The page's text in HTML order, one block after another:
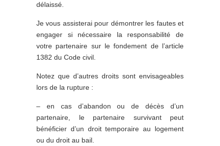
délaissé.
Je vous assisterai pour démontrer les fautes et
engager si nécessaire la responsabilité de
votre partenaire sur le fondement de l’article
1382 du Code civil.
Notez que d’autres droits sont envisageables
lors de la rupture :
– en cas d’abandon ou de décès d’un
partenaire, le partenaire survivant peut
bénéficier d’un droit temporaire au logement
ou du droit au bail.